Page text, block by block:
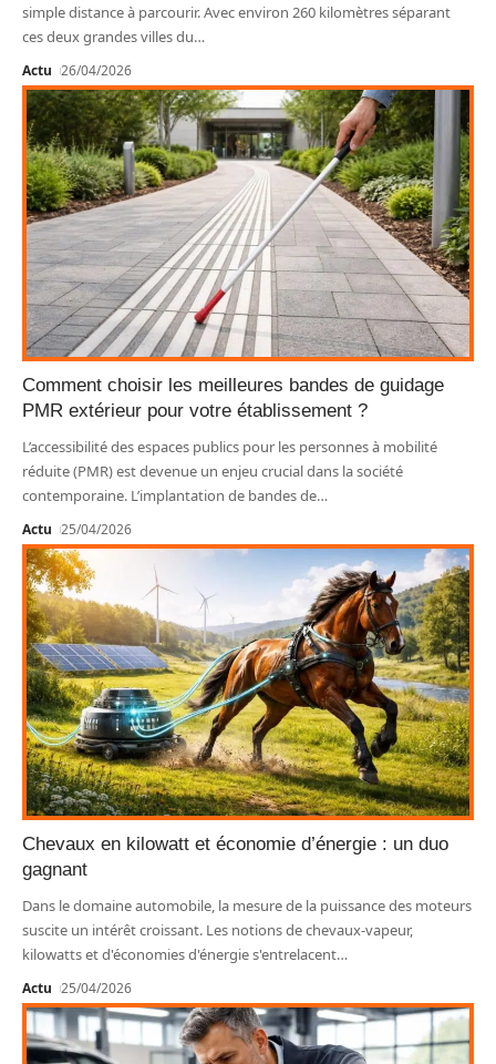
simple distance à parcourir. Avec environ 260 kilomètres séparant
ces deux grandes villes du…
Actu 26/04/2026
Comment choisir les meilleures bandes de guidage
PMR extérieur pour votre établissement ?
L’accessibilité des espaces publics pour les personnes à mobilité
réduite (PMR) est devenue un enjeu crucial dans la société
contemporaine. L’implantation de bandes de…
Actu 25/04/2026
Chevaux en kilowatt et économie d’énergie : un duo
gagnant
Dans le domaine automobile, la mesure de la puissance des moteurs
suscite un intérêt croissant. Les notions de chevaux-vapeur,
kilowatts et d'économies d'énergie s'entrelacent…
Actu 25/04/2026